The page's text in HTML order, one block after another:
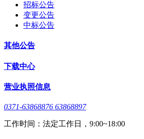
招标公告
变更公告
中标公告
其他公告
下载中心
营业执照信息
0371-63868876 63868897
工作时间：法定工作日，9:00~18:00